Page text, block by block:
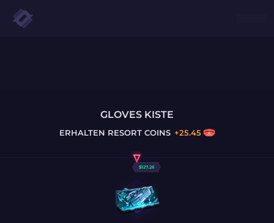
GLOVES KISTE
ERHALTEN RESORT COINS +25.45
$127.26